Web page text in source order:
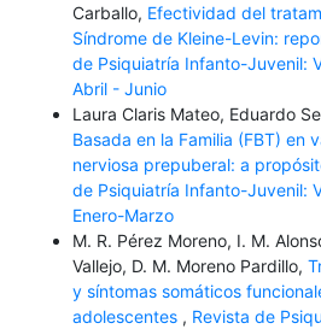
Carballo, Efectividad del
Síndrome de Kleine-Levin:
de Psiquiatría Infanto-Juvenil:
Abril - Junio
Laura Claris Mateo, Eduardo
Basada en la Familia (FBT) en
nerviosa prepuberal: a
de Psiquiatría Infanto-Juvenil:
Enero-Marzo
M. R. Pérez Moreno, I. M.
Vallejo, D. M. Moreno Pardillo,
y síntomas somáticos
adolescentes , Revista de